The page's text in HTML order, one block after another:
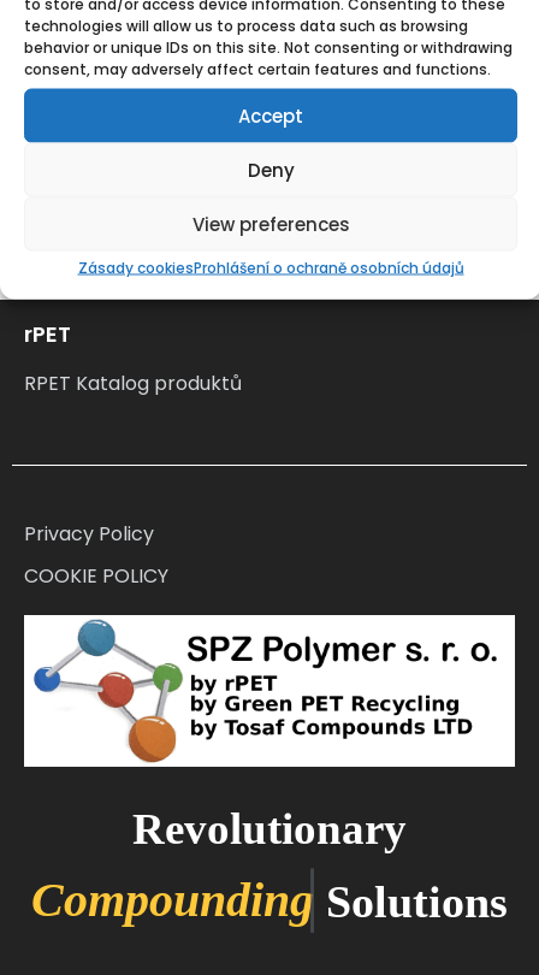
technologies will allow us to process data such as browsing
behavior or unique IDs on this site. Not consenting or withdrawing
consent, may adversely affect certain features and functions.
Accept
Deny
View preferences
Zásady cookiesProhlášení o ochraně osobních údajů
plastech, šetřit přírodní zdroje a minimalizovat
množství odpadu ukládaného na skládky.
Podporou opětovného využívání post-
spotřebitelských plastů a prosazováním principů
oběhového hospodářství společnost spojuje silné
udržitelnost a dodává vysoce kvalitní materiály
odpovídající moderním environmentálním
požadavkům i očekáváním zákazníků.
rPET
RPET Katalog produktů
Privacy Policy
COOKIE POLICY
Revolutionary
Compounding Solutions